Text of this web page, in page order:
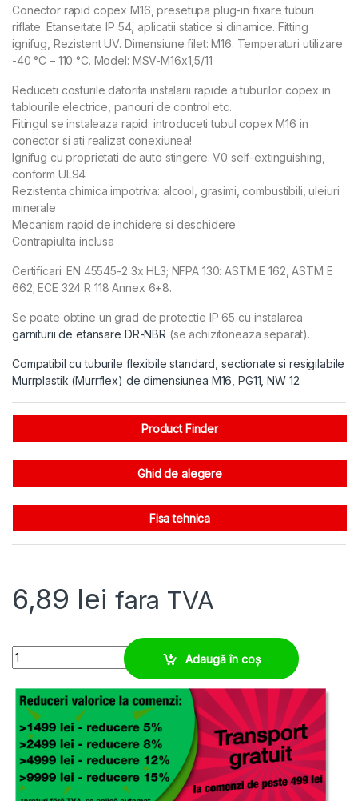
Conector rapid copex M16, presetupa plug-in fixare tuburi
riflate. Etanseitate IP 54, aplicatii statice si dinamice. Fitting
ignifug, Rezistent UV. Dimensiune filet: M16. Temperaturi utilizare
-40 °C – 110 °C. Model: MSV-M16x1,5/11
Reduceti costurile datorita instalarii rapide a tuburilor copex in
tablourile electrice, panouri de control etc.
Fitingul se instaleaza rapid: introduceti tubul copex M16 in
conector si ati realizat conexiunea!
Ignifug cu proprietati de auto stingere: V0 self-extinguishing,
conform UL94
Rezistenta chimica impotriva: alcool, grasimi, combustibili, uleiuri
minerale
Mecanism rapid de inchidere si deschidere
Contrapiulita inclusa
Certificari: EN 45545-2 3x HL3; NFPA 130: ASTM E 162, ASTM E
662; ECE 324 R 118 Annex 6+8.
Se poate obtine un grad de protectie IP 65 cu instalarea
garniturii de etansare DR-NBR (se achizitoneaza separat).
Compatibil cu tuburile flexibile standard, sectionate si resigilabile
Murrplastik (Murrflex) de dimensiunea M16, PG11, NW 12.
Product Finder
Ghid de alegere
Fisa tehnica
6,89 lei fara TVA
Conector rapid copex M16, fitting plug-in tub riflat quantity
Adaugă în coș